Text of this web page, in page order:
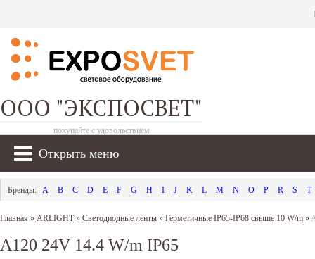
ООО "ЭКСПОСВЕТ"
покупайте с удовольствием
Открыть меню
A B C D E F G H I J K L M N O P R S T
Главная » ARLIGHT» Светодиодные ленты » Герметичные IP65-IP68 свыше 10 W/m »
A120 24V 14.4 W/m IP65